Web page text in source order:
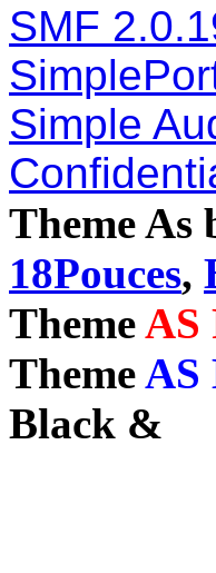
SMF
Simple
Theme As
18Pouces,
ThemeAS
ThemeAS
Black &